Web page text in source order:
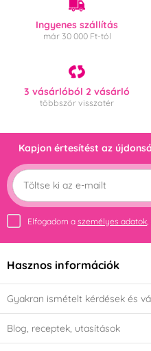
Ingyenes szállítás
már 30 000 Ft-tól
3 vásárlóból 2 vásárló
többször visszatér
Kapjon értesítést az
Elfogadom a személyes adatok,
Hasznos információk
Gyakran ismételt kérdések és
Blog, receptek, utasítások